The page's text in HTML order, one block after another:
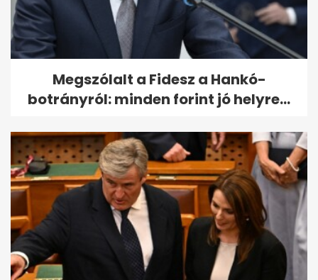
Megszólalt a Fidesz a Hankó-
botrányról: minden forint jó helyre...